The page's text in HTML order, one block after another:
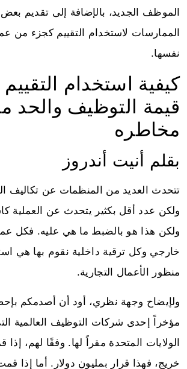
الموظف الجديد، بالإضافة إلى تقديم
الممارسات لاستخدام التقييم كجزء من
نفسها.
كيفية استخدام
قيمة التوظيف والحد
مخاطره
بقلم أنيت أندروز
تتحدث العديد من المنظمات عن تكاليف
ولكن عدد أقل بكثير يتحدث عن العملية
ولكن هذا هو بالضبط ما هي عليه. فكل
خارجي وكل ترقية داخلية نقوم بها هي
منظور الأعمال التجارية.
ولإيضاح وجهة نظري، أود أن أصدمكم
مؤخراً إحدى شركات التوظيف العالمية
الولايات المتحدة مقراً لها. وفقًا لهم،
خريج، فهذا قرار بمليون دولار. أما إذا